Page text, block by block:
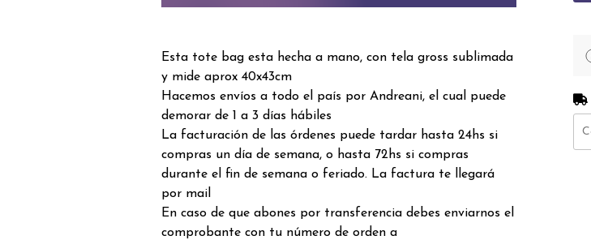
Esta tote bag esta hecha a mano, con tela gross sublimada
y mide aprox 40x43cm
Hacemos envíos a todo el país por Andreani, el cual puede
demorar de 1 a 3 días hábiles
La facturación de las órdenes puede tardar hasta 24hs si
compras un día de semana, o hasta 72hs si compras
durante el fin de semana o feriado. La factura te llegará
por mail
En caso de que abones por transferencia debes enviarnos el
comprobante con tu número de orden a